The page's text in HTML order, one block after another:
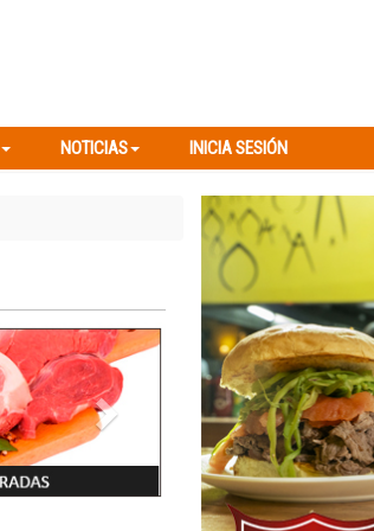
NOTICIAS INICIA SESIÓN
Next